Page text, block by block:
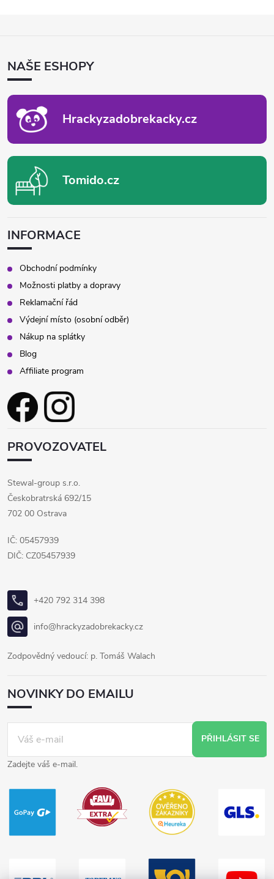
ANAŠE ESHOPY
Hrackyzadobrekacky.cz
Tomido.cz
INFORMACE
Obchodní podmínky
Možnosti platby a dopravy
Reklamační řád
Výdejní místo (osobní odběr)
Nákup na splátky
Blog
Affiliate program
PROVOZOVATEL
Stewal-group s.r.o.
Českobratrská 692/15
702 00 Ostrava
IČ: 05457939
DIČ: CZ05457939
+420 792 314 398
info@hrackyzadobrekacky.cz
Zodpovědný vedoucí: p. Tomáš Walach
NOVINKY DO EMAILU
PŘIHLÁSIT SE
Zadejte váš e-mail.